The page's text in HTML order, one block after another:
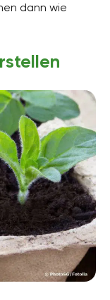
dann wie